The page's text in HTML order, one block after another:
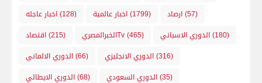
اخبار عاجله(128) اخبار عالمية(1799) ارصاد(57)
اقتصاد(215) الخبرالمصريTv(465) الدوري الاسباني(180)
الدوري الالماني(66) الدوري الانجليزي(316)
الدوري الايطالي(68) الدوري السعودي(35)